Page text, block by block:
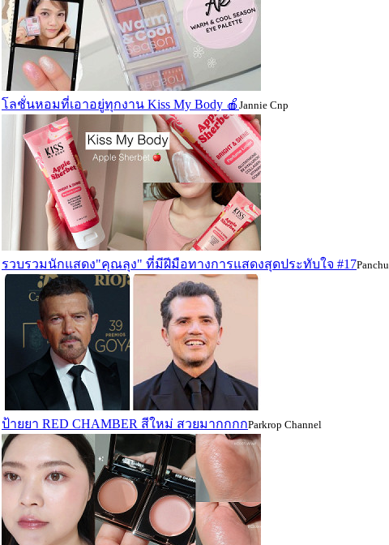
โลชั่นหอมที่เอาอยู่ทุกงาน Kiss My Body 🍎 Jannie Cnp
รวบรวมนักแสดง"คุณลุง" ที่มีฝีมือทางการแสดงสุดประทับใจ #17
ป้ายยา RED CHAMBER สีใหม่ สวยมากกกกParkrop Channel